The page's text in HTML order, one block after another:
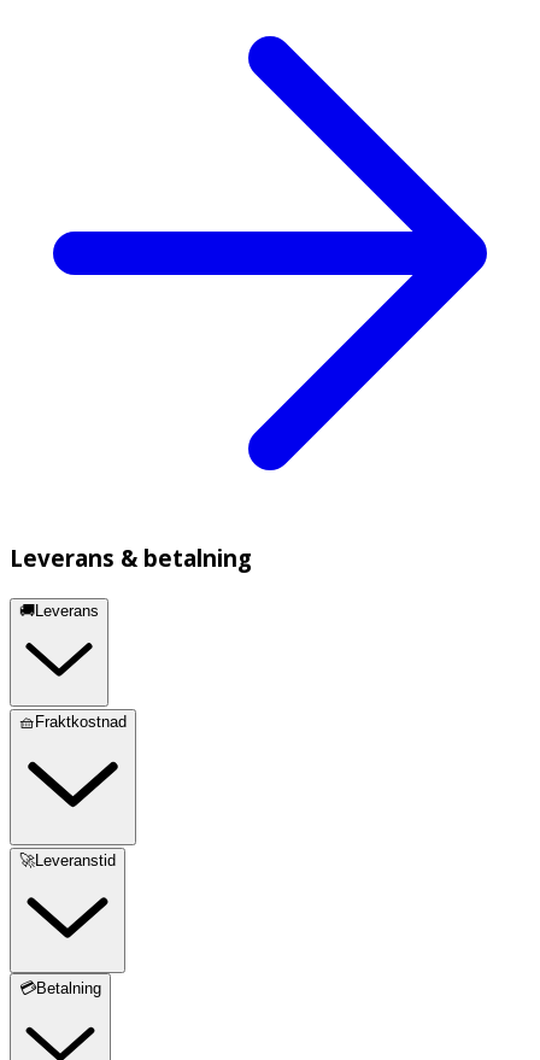
Leverans & betalning
🚚Leverans
🧺Fraktkostnad
🚀Leveranstid
💳Betalning